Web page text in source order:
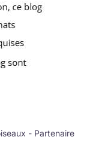
- Partenaire